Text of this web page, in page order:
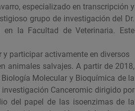
especializado en transcripción y
grupo de investigación del Dr.
en la Facultad de Veterinaria. Este
participar activamente en diversos
animales salvajes. A partir de 2018,
Molecular y Bioquímica de la
Canceromic dirigido por
del papel de las isoenzimas de la